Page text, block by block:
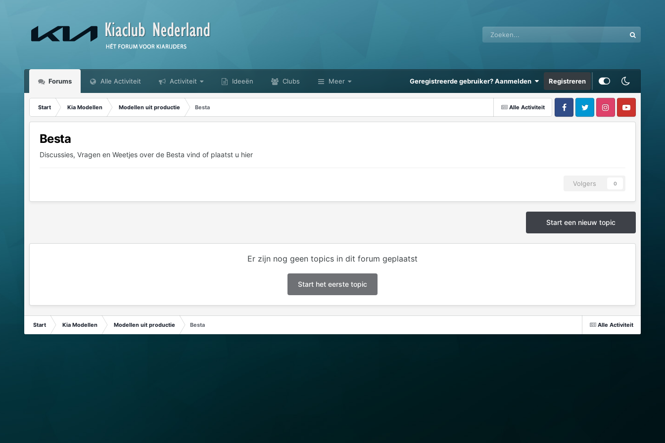
Forums Alle Activiteit Activiteit Ideeën Clubs Meer Geregistreerde gebruiker? Aanmelden Registreren
Alle Activiteit
Start Kia Modellen Modellen uit productie Besta
Besta
Discussies, Vragen en Weetjes over de Besta vind of plaatst u hier
Volgers 0
Start een nieuw topic
Er zijn nog geen topics in dit forum geplaatst
Start het eerste topic
Alle Activiteit
Start Kia Modellen Modellen uit productie Besta